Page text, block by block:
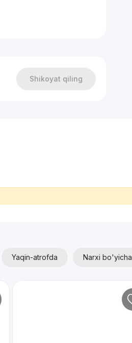
Shikoyat qiling
Yaqin-atrofda Narxi bo'yicha